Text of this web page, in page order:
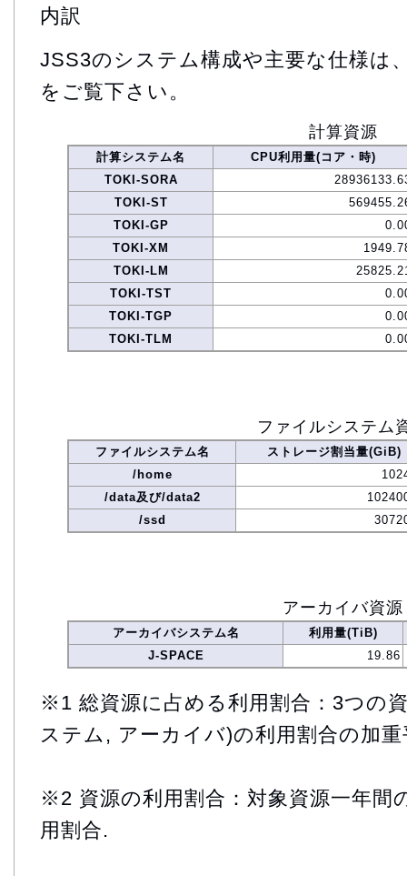
内訳
JSS3のシステム構成や主要な仕様は
をご覧下さい。
計算資源
計算システム名
CPU利用量(コア・時)
TOKI-SORA
TOKI-ST
TOKI-GP
TOKI-XM
TOKI-LM
TOKI-TST
TOKI-TGP
TOKI-TLM
ファイルシステム
ファイルシステム名
ストレージ割当量(GiB)
/home
/data及び/data2
/ssd
アーカイバ資源
アーカイバシステム名
利用量(TiB)
J-SPACE
19.86
※1 総資源に占める利用割合：3つの
ステム, アーカイバ)の利用割合の加重
※2 資源の利用割合：対象資源一年間
用割合.